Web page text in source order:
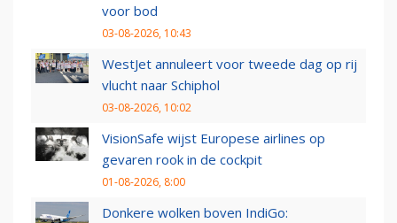
voor bod
03-08-2026, 10:43
WestJet annuleert voor tweede dag op rij
vlucht naar Schiphol
03-08-2026, 10:02
VisionSafe wijst Europese airlines op
gevaren rook in de cockpit
01-08-2026, 8:00
Donkere wolken boven IndiGo: